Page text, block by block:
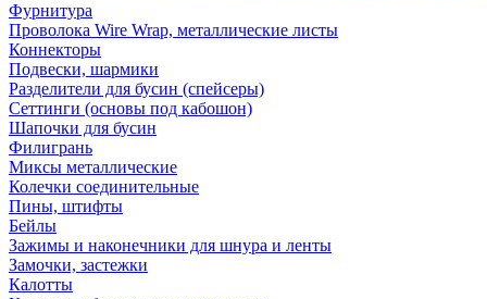
Фурнитура
Проволока Wire Wrap, металлические листы
Коннекторы
Подвески, шармики
Разделители для бусин (спейсеры)
Сеттинги (основы под кабошон)
Шапочки для бусин
Филигрань
Миксы металлические
Колечки соединительные
Пины, штифты
Бейлы
Зажимы и наконечники для шнура и ленты
Замочки, застежки
Калотты